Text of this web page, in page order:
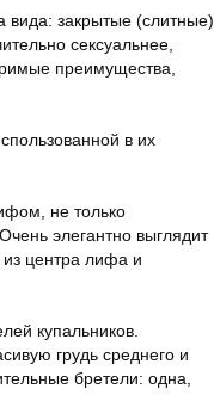
вида: закрытые (слитные)
сексуальнее,
преимущества,
в их
не только
элегантно выглядит
из центра лифа и
купальников.
грудь среднего и
бретели: одна,